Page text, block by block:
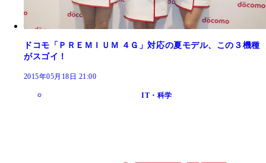
ドコモ「ＰＲＥＭＩＵＭ ４Ｇ」対応の夏モデル、この３機種
がスゴイ！
2015年05月18日 21:00
IT・科学